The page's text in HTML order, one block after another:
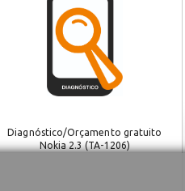
Diagnóstico/Orçamento gratuito
Nokia 2.3 (TA-1206)